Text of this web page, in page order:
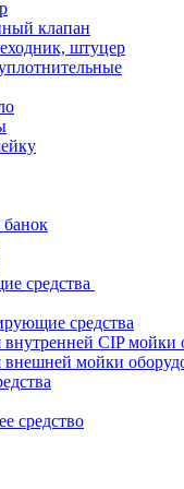
клапан
штуцер
средства
средства
CIP мойки
мойки
средство